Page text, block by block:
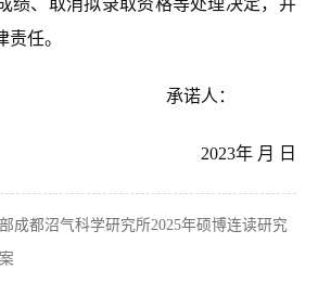
绩、取消拟录取资格等处理决定，并
任。
承诺人：
2023年 月 日
成都沼气科学研究所2025年硕博连读研究